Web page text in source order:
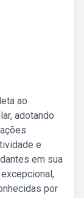
ao
adotando
e
em sua
por